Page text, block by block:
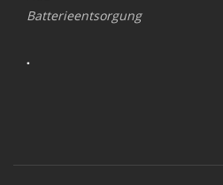
Batterieentsorgung
.